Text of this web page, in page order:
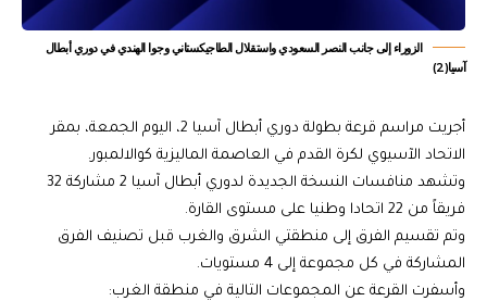
الزوراء إلى جانب النصر السعودي واستقلال الطاجيكستاني وجوا الهندي في دوري أبطال
آسيا(2)
أجريت مراسم قرعة بطولة دوري أبطال آسيا 2، اليوم الجمعة، بمقر
الاتحاد الآسيوي لكرة القدم في العاصمة الماليزية كوالالمبور.
وتشهد منافسات النسخة الجديدة لدوري أبطال آسيا 2 مشاركة 32
فريقاً من 22 اتحادا وطنيا على مستوى القارة.
وتم تقسيم الفرق إلى منطقتي الشرق والغرب قبل تصنيف الفرق
المشاركة في كل مجموعة إلى 4 مستويات.
وأسفرت القرعة عن المجموعات التالية في منطقة الغرب: